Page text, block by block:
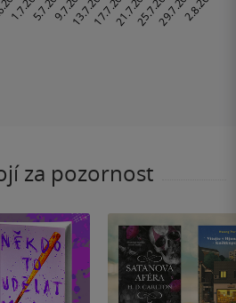
za pozornost